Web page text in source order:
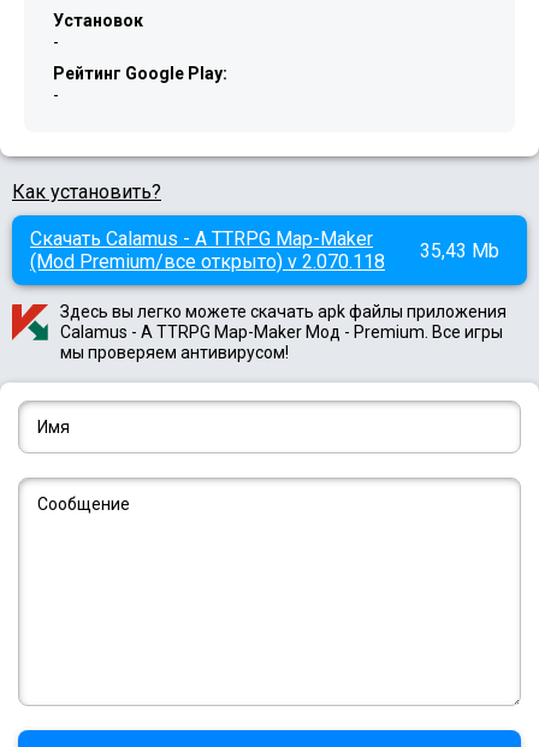
Установок
-
Рейтинг Google Play:
-
Как установить?
Скачать Calamus - A TTRPG Map-Maker
(Mod Premium/все открыто) v 2.070.118
35,43 Mb
Здесь вы легко можете скачать apk файлы приложения
Calamus - A TTRPG Map-Maker Мод - Premium. Все игры
мы проверяем антивирусом!